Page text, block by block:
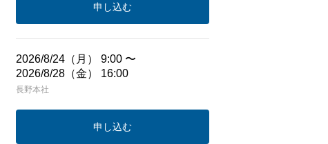
申し込む
2026/8/24（月） 9:00 〜
2026/8/28（金） 16:00
長野本社
申し込む